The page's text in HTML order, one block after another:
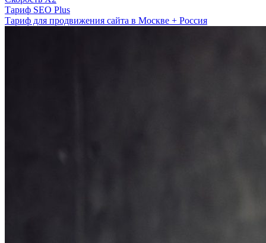
Тариф SEO Plus
Тариф для продвижения сайта в Москве + Россия